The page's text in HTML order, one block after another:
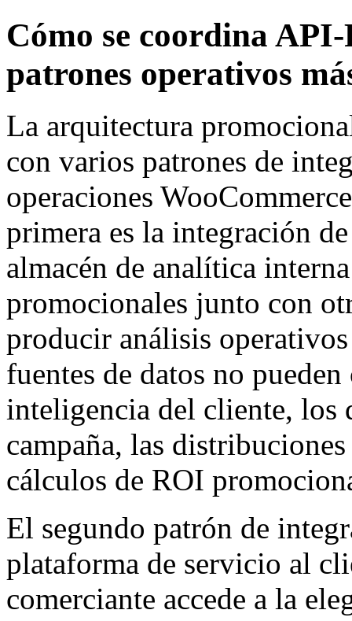
Cómo se coordina
patrones operativos
La arquitectura
con varios patrones de
operaciones
primera es la integración
almacén de analítica
promocionales junto con
producir análisis
fuentes de datos no
inteligencia del cliente, los
campaña, las
cálculos de ROI
El segundo patrón de
plataforma de servicio al
comerciante accede a la